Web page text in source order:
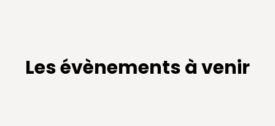
Les évènements à venir